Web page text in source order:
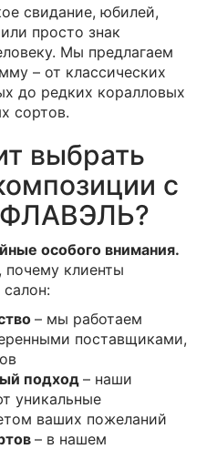
свидание, юбилей,
просто знак
Мы предлагаем
– от классических
до редких коралловых
сортов.
выбрать
с
ФЛАВЭЛЬ?
особого внимания.
почему клиенты
– мы работаем
поставщиками,
подход – наши
уникальные
ваших пожеланий
– в нашем